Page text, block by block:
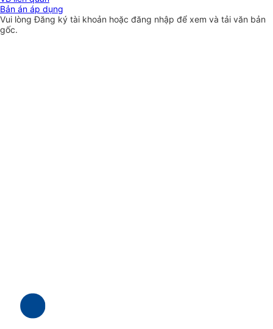
Bản án áp dụng
Vui lòngĐăng ký tài khoản hoặc đăng nhập để xem và tải văn bản
gốc.